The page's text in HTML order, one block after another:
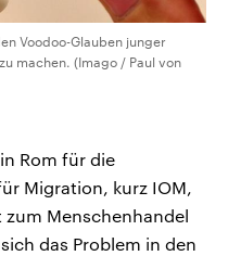
Voodoo-Glauben junger
machen. (Imago / Paul von
Rom für die
Migration, kurz IOM,
Menschenhandel
das Problem in den